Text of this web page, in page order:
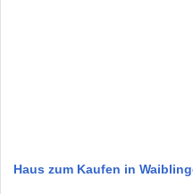
Haus zum Kaufen in